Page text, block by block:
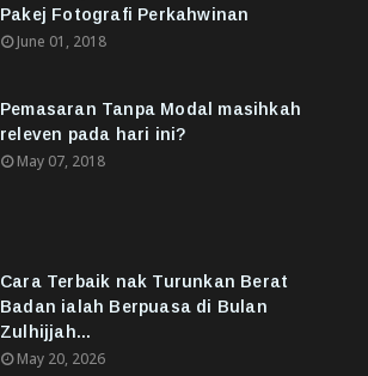
Pakej Fotografi Perkahwinan
June 01, 2018
Pemasaran Tanpa Modal masihkah
releven pada hari ini?
May 07, 2018
Cara Terbaik nak Turunkan Berat
Badan ialah Berpuasa di Bulan
Zulhijjah...
May 20, 2026